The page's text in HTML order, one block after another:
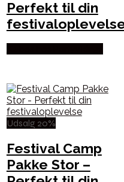
Perfekt til din
Udsalg 20%
Festival Camp
Pakke Stor –